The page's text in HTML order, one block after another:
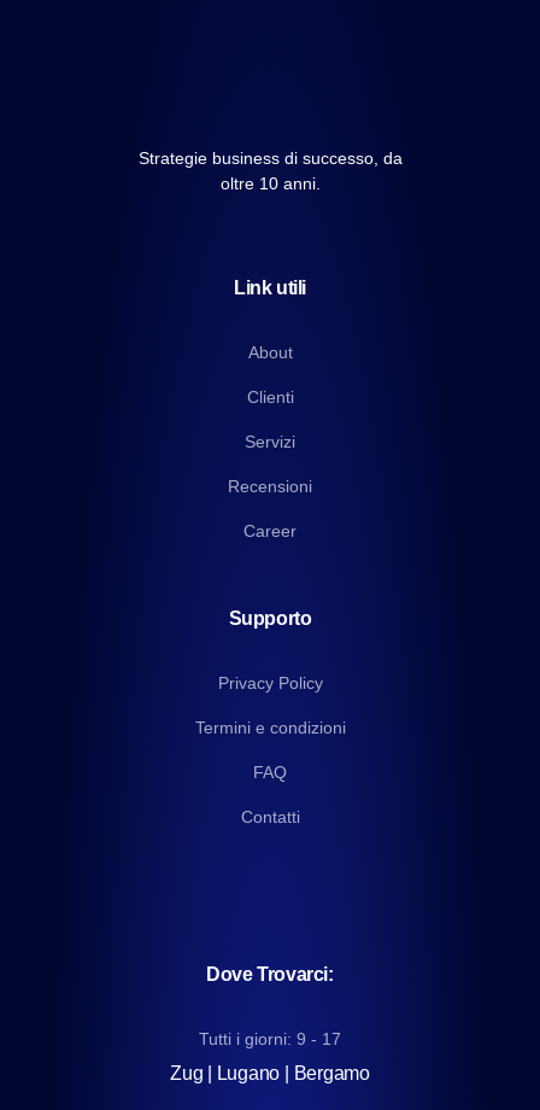
Strategie business di successo, da
oltre 10 anni.
Link utili
About
Clienti
Servizi
Recensioni
Career
Supporto
Privacy Policy
Termini e condizioni
FAQ
Contatti
Dove Trovarci:
Tutti i giorni: 9 - 17
Zug | Lugano | Bergamo